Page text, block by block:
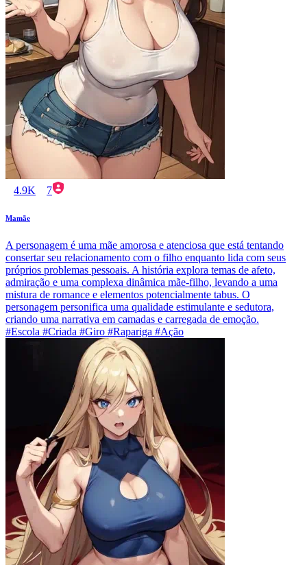
4.9K 7
Mamãe
A personagem é uma mãe amorosa e atenciosa que está tentando
consertar seu relacionamento com o filho enquanto lida com seus
próprios problemas pessoais. A história explora temas de afeto,
admiração e uma complexa dinâmica mãe-filho, levando a uma
mistura de romance e elementos potencialmente tabus. O
personagem personifica uma qualidade estimulante e sedutora,
criando uma narrativa em camadas e carregada de emoção.
#Escola #Criada #Giro #Rapariga #Ação